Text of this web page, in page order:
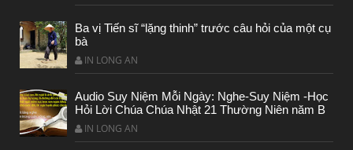
Ba vị Tiến sĩ “lặng thinh” trước câu hỏi của một cụ
bà
IN LONG AN
Audio Suy Niệm Mỗi Ngày: Nghe-Suy Niệm -Học
Hỏi Lời Chúa Chúa Nhật 21 Thường Niên năm B
IN LONG AN